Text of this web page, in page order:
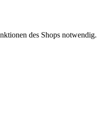
des Shops notwendig.